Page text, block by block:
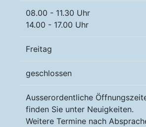
08.00 - 11.30 Uhr
14.00 - 17.00 Uhr
Freitag
geschlossen
Ausserordentliche
finden Sie unter Neuigkeiten.
Weitere Termine nach